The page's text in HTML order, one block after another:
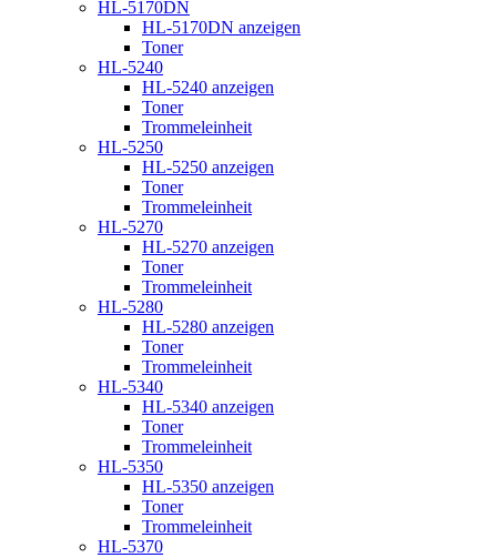
HL-5170DN
HL-5170DN anzeigen
Toner
HL-5240
HL-5240 anzeigen
Toner
Trommeleinheit
HL-5250
HL-5250 anzeigen
Toner
Trommeleinheit
HL-5270
HL-5270 anzeigen
Toner
Trommeleinheit
HL-5280
HL-5280 anzeigen
Toner
Trommeleinheit
HL-5340
HL-5340 anzeigen
Toner
Trommeleinheit
HL-5350
HL-5350 anzeigen
Toner
Trommeleinheit
HL-5370